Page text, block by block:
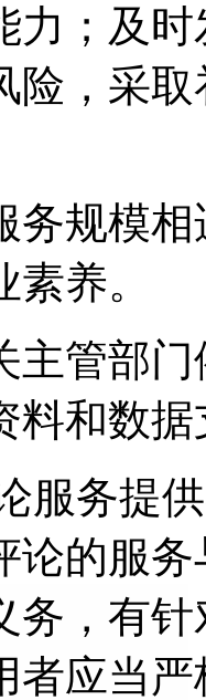
力；及
险，采
务规模
养。
主管部
料和数
服务提
论的服
务，有
者应当